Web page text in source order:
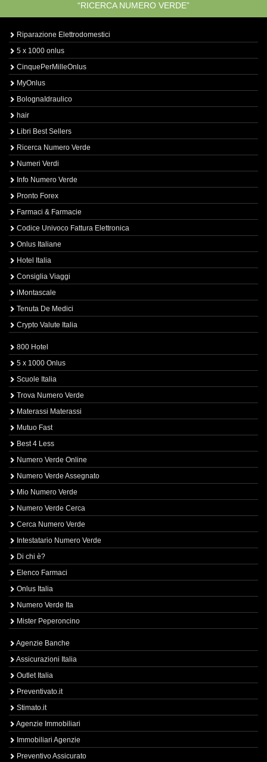
“RICERCA NUMERO VERDE”
Riparazione Elettrodomestici
5 x 1000 onlus
CinquePerMilleOnlus
MyOnlus
BolognaIdraulico
hair
Libri Best Sellers
Ricerca Numero Verde
Numeri Verdi
Info Numero Verde
Pronto Forex
Farmaci & Farmacie
Codice Univoco Fattura Elettronica
Onlus Italiane
Hotel Italia
Consiglia Viaggi
iMontascale
Tenuta De Medici
Crypto Valute Italia
800 Hotel
5 x 1000 Onlus
Scuole Italia
Trova Numero Verde
Materassi Materassi
Mutuo Fast
Best 4 Less
Numero Verde Online
Numero Verde Assegnato
Mio Numero Verde
Numero Verde Cerca
Cerca Numero Verde
Intestatario Numero Verde
Di chi è?
Elenco Farmaci
Onlus Italia
Numero Verde Ita
Mister Peperoncino
Agenzie Banche
Assicurazioni Italia
Outlet Italia
Preventivato.it
Stimato.it
Agenzie Immobiliari
Immobiliari Agenzie
Preventivo Assicurato